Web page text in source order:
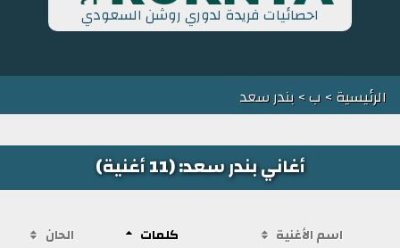
احصائيات فريدة لدوري روشن السعودي
الرئيسية> ب> بندر سعد
أغاني بندر سعد: (11 أغنية)
اسم الأغنية كلمات الحان